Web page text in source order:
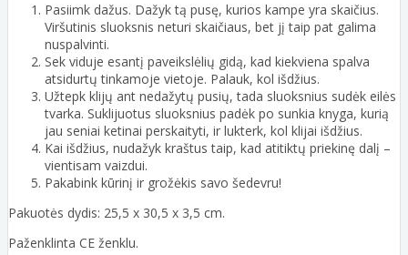
Pasiimk dažus. Dažyk tą pusę, kurios kampe yra skaičius.
Viršutinis sluoksnis neturi skaičiaus, bet jį taip pat galima
nuspalvinti.
Sek viduje esantį paveikslėlių gidą, kad kiekviena spalva
atsidurtų tinkamoje vietoje. Palauk, kol išdžius.
Užtepk klijų ant nedažytų pusių, tada sluoksnius sudėk eilės
tvarka. Suklijuotus sluoksnius padėk po sunkia knyga, kurią
jau seniai ketinai perskaityti, ir lukterk, kol klijai išdžius.
Kai išdžius, nudažyk kraštus taip, kad atitiktų priekinę dalį –
vientisam vaizdui.
Pakabink kūrinį ir grožėkis savo šedevru!
Pakuotės dydis: 25,5 x 30,5 x 3,5 cm.
Paženklinta CE ženklu.